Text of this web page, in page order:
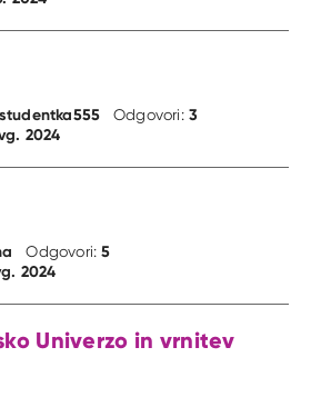
studentka555 Odgovori:3
2024
Odgovori:5
2024
Univerzo in vrnitev